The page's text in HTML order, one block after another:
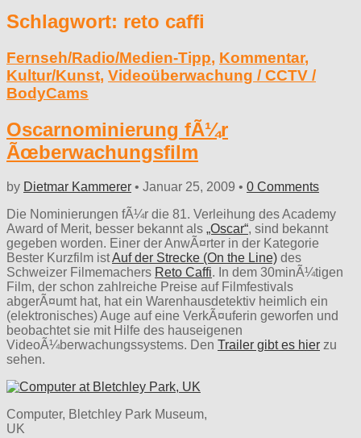
Schlagwort: reto caffi
Fernseh/Radio/Medien-Tipp, Kommentar,
Kultur/Kunst, Videoüberwachung / CCTV /
BodyCams
Oscarnominierung fÃ¼r
Ãœberwachungsfilm
by Dietmar Kammerer • Januar 25, 2009 • 0 Comments
Die Nominierungen fÃ¼r die 81. Verleihung des Academy
Award of Merit, besser bekannt als „Oscar“, sind bekannt
gegeben worden. Einer der AnwÃ¤rter in der Kategorie
Bester Kurzfilm istAuf der Strecke (On the Line) des
Schweizer Filmemachers Reto Caffi. In dem 30minÃ¼tigen
Film, der schon zahlreiche Preise auf Filmfestivals
abgerÃ¤umt hat, hat ein Warenhausdetektiv heimlich ein
(elektronisches) Auge auf eine VerkÃ¤uferin geworfen und
beobachtet sie mit Hilfe des hauseigenen
VideoÃ¼berwachungssystems. Den Trailer gibt es hier zu
sehen.
Computer, Bletchley Park Museum,
UK